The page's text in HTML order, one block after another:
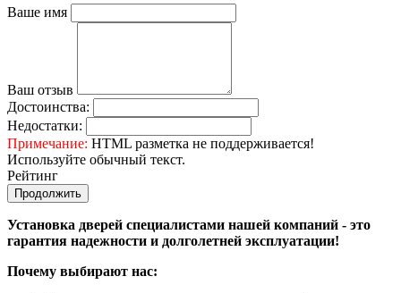
Ваше имя
Ваш отзыв
Достоинства:
Недостатки:
Примечание: HTML разметка не поддерживается!
Используйте обычный текст.
Рейтинг
Продолжить
Установка дверей специалистами нашей компаний - это
гарантия надежности и долголетней эксплуатации!
Почему выбирают нас: